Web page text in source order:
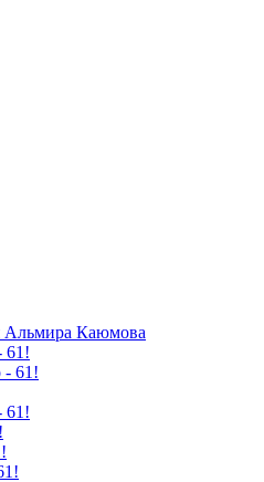
Альмира Каюмова
61!
- 61!
61!